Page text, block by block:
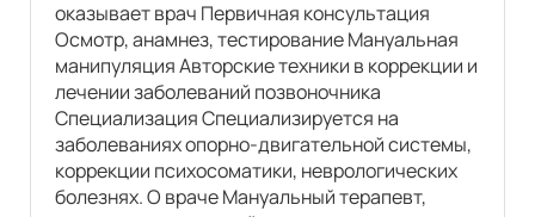
оказывает врач Первичная консультация
Осмотр, анамнез, тестирование Мануальная
манипуляция Авторские техники в коррекции и
лечении заболеваний позвоночника
Специализация Специализируется на
заболеваниях опорно-двигательной системы,
коррекции психосоматики, неврологических
болезнях. О враче Мануальный терапевт,